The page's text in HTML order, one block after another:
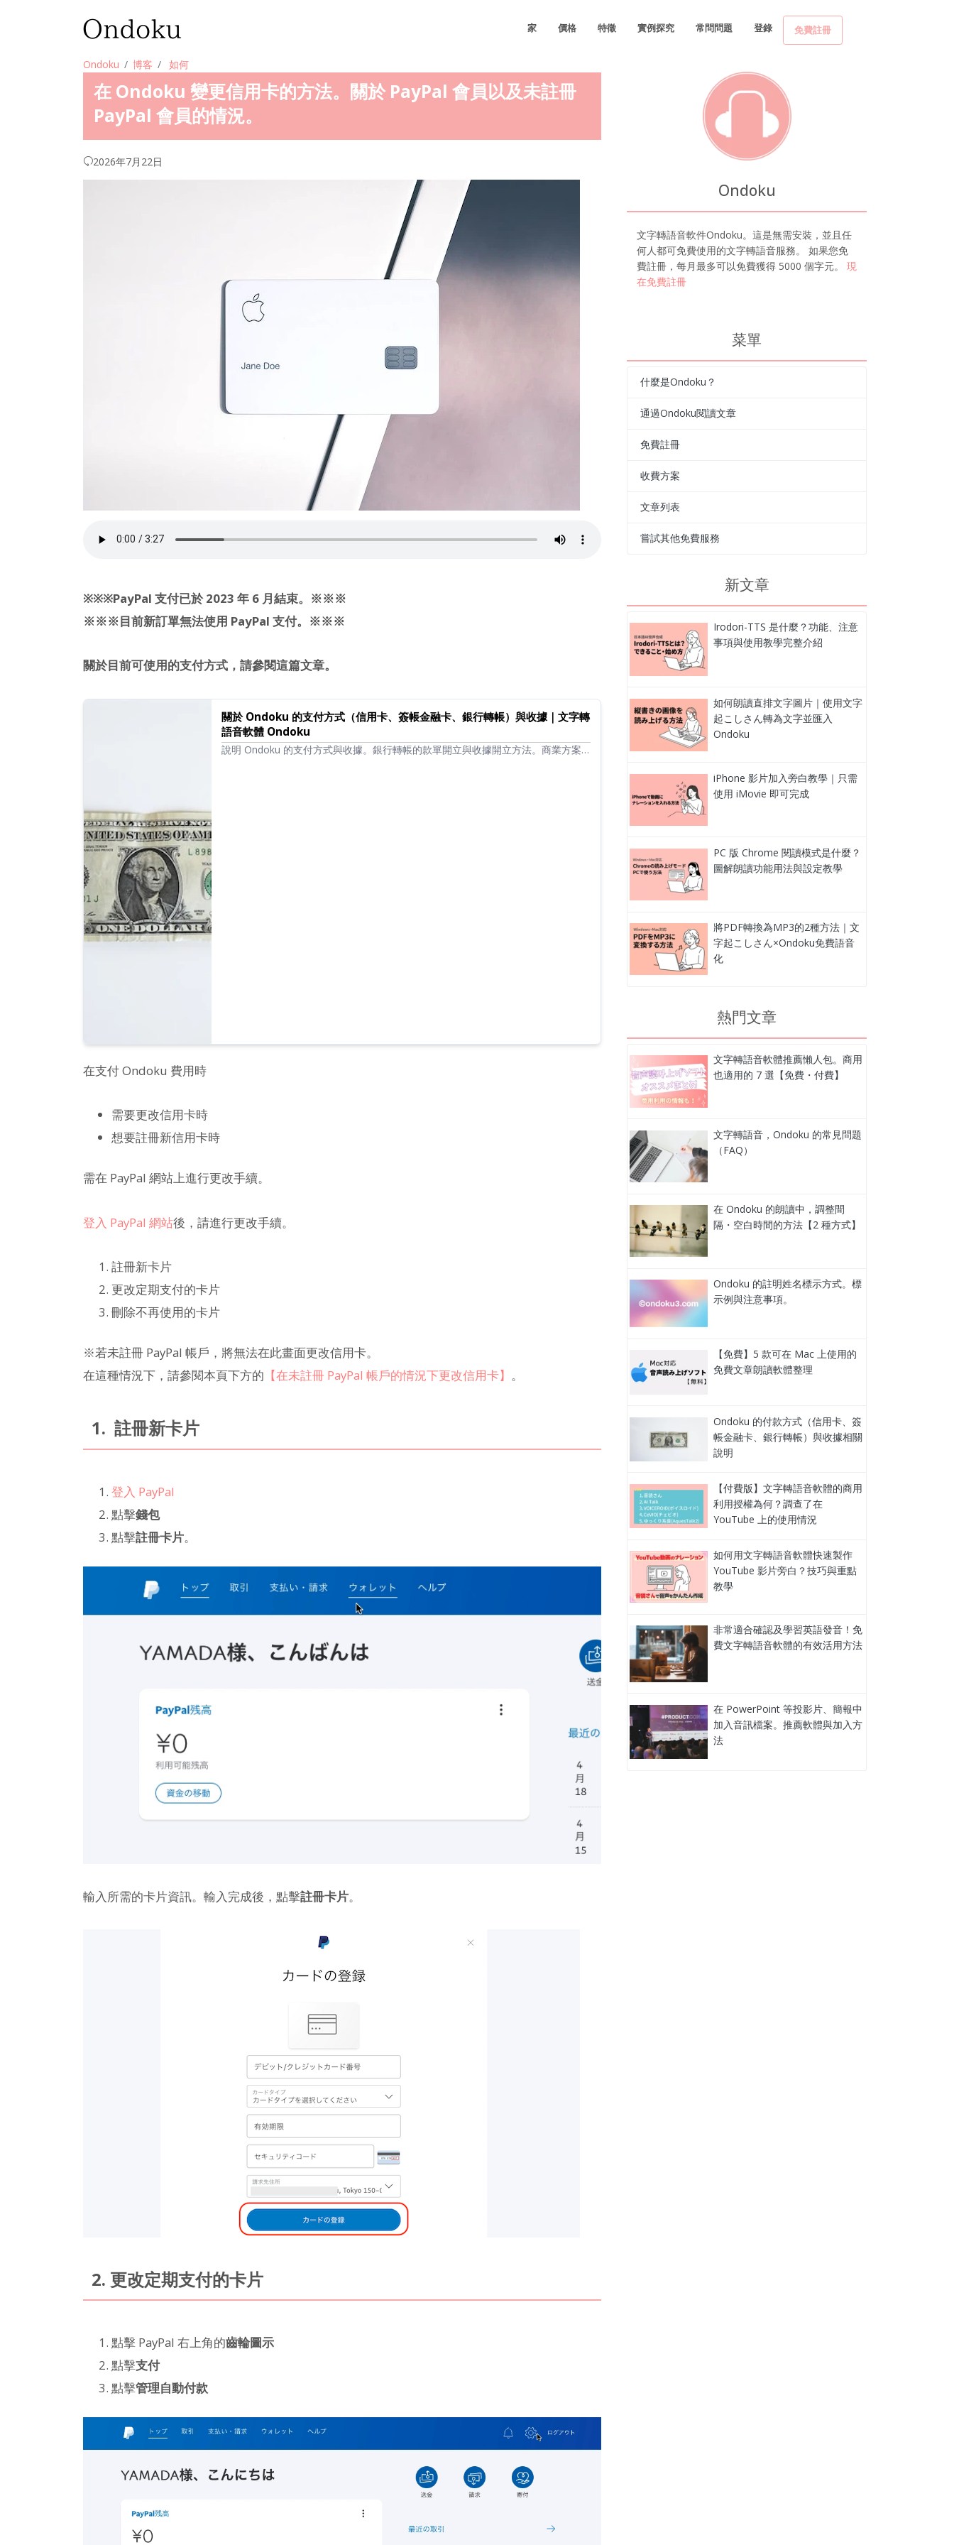
家 價格 特徵 實例探究 常問問題 登錄 免費註冊
Ondoku 博客 如何
在 Ondoku 變更信用卡的方法。關於 PayPal 會員以及未註冊
PayPal 會員的情況。
2026年7月22日
※※※PayPal 支付已於 2023 年 6 月結束。※※※
※※※目前新訂單無法使用 PayPal 支付。※※※
關於目前可使用的支付方式，請參閱這篇文章。
關於 Ondoku 的支付方式（信用卡、簽帳金融卡、銀行轉帳）與收據｜文字轉
語音軟體 Ondoku
說明 Ondoku 的支付方式與收據。銀行轉帳的款單開立與收據開立方法。商業方案
在支付 Ondoku 費用時
需要更改信用卡時
想要註冊新信用卡時
需在 PayPal 網站上進行更改手續。
登入 PayPal 網站後，請進行更改手續。
註冊新卡片
更改定期支付的卡片
刪除不再使用的卡片
※若未註冊 PayPal 帳戶，將無法在此畫面更改信用卡。
在這種情況下，請參閱本頁下方的 【在未註冊 PayPal 帳戶的情況下更改信用卡】 。
1. 註冊新卡片
登入 PayPal
點擊錢包
點擊註冊卡片。
輸入所需的卡片資訊。輸入完成後，點擊註冊卡片。
2. 更改定期支付的卡片
點擊 PayPal 右上角的齒輪圖示
點擊支付
點擊管理自動付款
Ondoku
文字轉語音軟件Ondoku。這是無需安裝，並且任
何人都可免費使用的文字轉語音服務。 如果您免
費註冊，每月最多可以免費獲得 5000 個字元。 現
在免費註冊
菜單
什麼是Ondoku？
通過Ondoku閱讀文章
免費註冊
收費方案
文章列表
嘗試其他免費服務
新文章
Irodori-TTS 是什麼？功能、注意
事項與使用教學完整介紹
如何朗讀直排文字圖片｜使用文字
起こしさん轉為文字並匯入
Ondoku
iPhone 影片加入旁白教學｜只需
使用 iMovie 即可完成
PC 版 Chrome 閱讀模式是什麼？
圖解朗讀功能用法與設定教學
將PDF轉換為MP3的2種方法｜文
字起こしさん×Ondoku免費語音
化
熱門文章
文字轉語音軟體推薦懶人包。商用
也適用的 7 選【免費・付費】
文字轉語音，Ondoku 的常見問題
（FAQ）
在 Ondoku 的朗讀中，調整間
隔・空白時間的方法【2 種方式】
Ondoku 的註明姓名標示方式。標
示例與注意事項。
【免費】5 款可在 Mac 上使用的
免費文章朗讀軟體整理
Ondoku 的付款方式（信用卡、簽
帳金融卡、銀行轉帳）與收據相關
說明
【付費版】文字轉語音軟體的商用
利用授權為何？調查了在
YouTube 上的使用情況
如何用文字轉語音軟體快速製作
YouTube 影片旁白？技巧與重點
教學
非常適合確認及學習英語發音！免
費文字轉語音軟體的有效活用方法
在 PowerPoint 等投影片、簡報中
加入音訊檔案。推薦軟體與加入方
法